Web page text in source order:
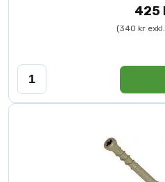
425
(340 kr